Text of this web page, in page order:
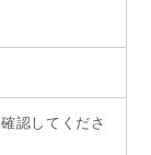
認してくださ